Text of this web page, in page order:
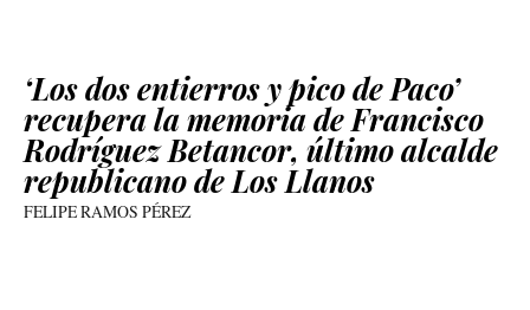
‘Los dos entierros y pico de Paco’
recupera la memoria de Francisco
Rodríguez Betancor, último alcalde
republicano de Los Llanos
FELIPE RAMOS PÉREZ